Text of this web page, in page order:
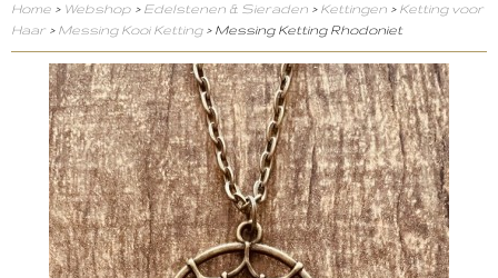
Home > Webshop > Edelstenen & Sieraden > Kettingen > Ketting voor
Haar > Messing Kooi Ketting> Messing Ketting Rhodoniet